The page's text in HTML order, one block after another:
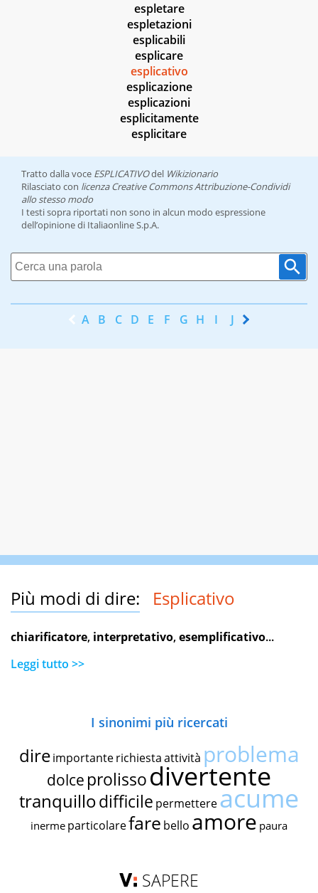
espletare
espletazioni
esplicabili
esplicare
esplicativo
esplicazione
esplicazioni
esplicitamente
esplicitare
Tratto dalla voce ESPLICATIVOdel Wikizionario
Rilasciato con licenza Creative Commons Attribuzione-Condividi
allo stesso modo
I testi sopra riportati non sono in alcun modo espressione
dell’opinione di Italiaonline S.p.A.
A B C D E F G H I J K
Più modi di dire: Esplicativo
chiarificatore, interpretativo,esemplificativo...
Leggi tutto >>
I sinonimi più ricercati
dire importante richiestaattività problema
dolce prolissodivertente
tranquillodifficile permettereacume
inerme particolarefare bello amore paura
SAPERE